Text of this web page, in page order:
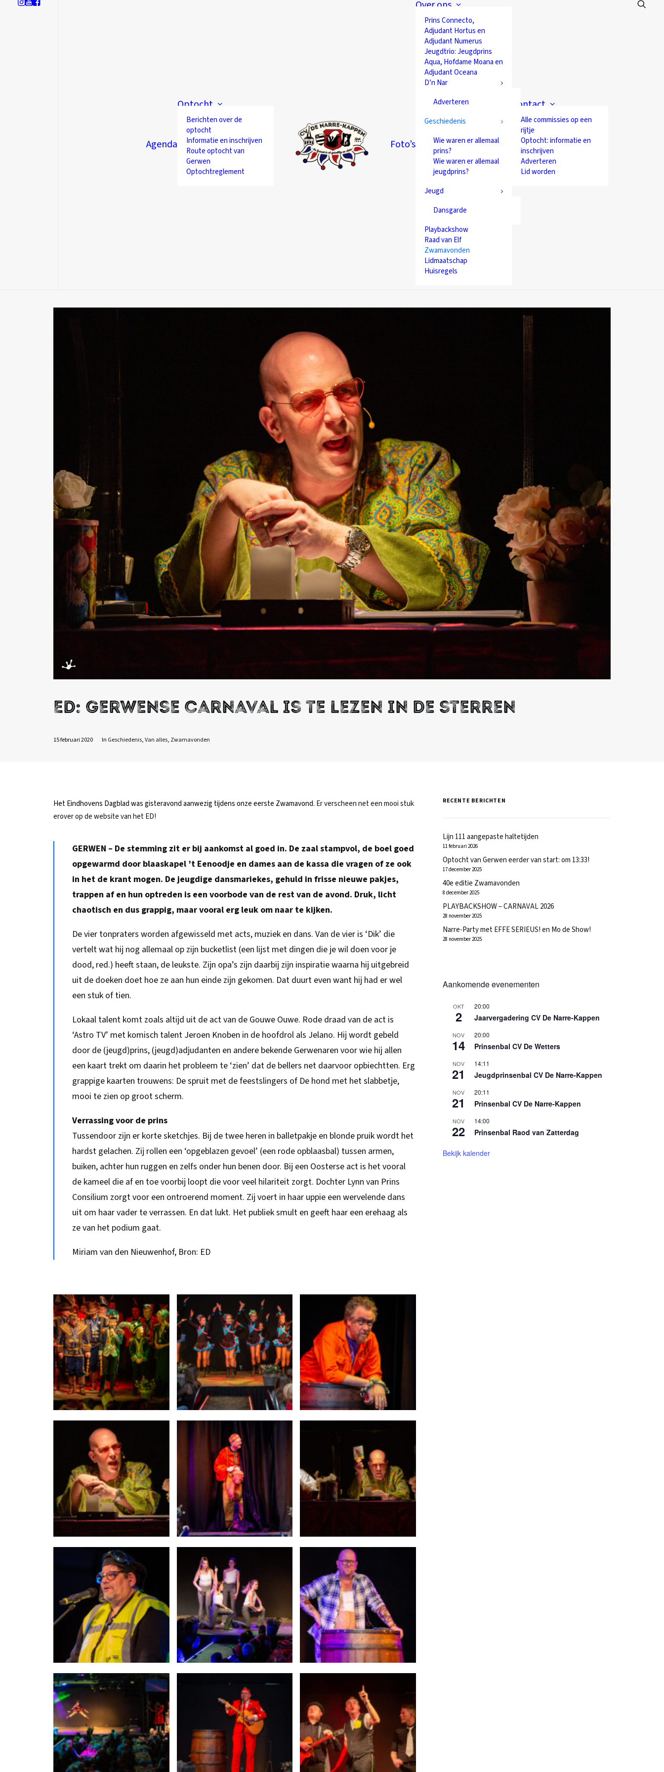
Agenda
Optocht
Berichten over de
optocht
Informatie en inschrijven
Route optocht van
Gerwen
Optochtreglement
Foto’s
Over ons
Prins Connecto,
Adjudant Hortus en
Adjudant Numerus
Jeugdtrio: Jeugdprins
Aqua, Hofdame Moana en
Adjudant Oceana
D’n Nar
Adverteren
Geschiedenis
Wie waren er allemaal
prins?
Wie waren er allemaal
jeugdprins?
Jeugd
Dansgarde
Playbackshow
Raad van Elf
Zwamavonden
Lidmaatschap
Huisregels
Contact
Alle commissies op een
rijtje
Optocht: informatie en
inschrijven
Adverteren
Lid worden
ED: Gerwense carnaval is te lezen in de sterren
15 februari 2020 In Geschiedenis,Van alles, Zwamavonden
Het Eindhovens Dagblad was gisteravond aanwezig tijdens onze eerste Zwamavond. Er verscheen net een mooi stuk
erover op de website van het ED!
GERWEN – De stemming zit er bij aankomst al goed in. De zaal stampvol, de boel goed
opgewarmd door blaaskapel ’t Eenoodje en dames aan de kassa die vragen of ze ook
in het de krant mogen. De jeugdige dansmariekes, gehuld in frisse nieuwe pakjes,
trappen af en hun optreden is een voorbode van de rest van de avond. Druk, licht
chaotisch en dus grappig, maar vooral erg leuk om naar te kijken.
De vier tonpraters worden afgewisseld met acts, muziek en dans. Van de vier is ‘Dik’ die
vertelt wat hij nog allemaal op zijn bucketlist (een lijst met dingen die je wil doen voor je
dood, red.) heeft staan, de leukste. Zijn opa’s zijn daarbij zijn inspiratie waarna hij uitgebreid
uit de doeken doet hoe ze aan hun einde zijn gekomen. Dat duurt even want hij had er wel
een stuk of tien.
Lokaal talent komt zoals altijd uit de act van de Gouwe Ouwe. Rode draad van de act is
‘Astro TV’ met komisch talent Jeroen Knoben in de hoofdrol als Jelano. Hij wordt gebeld
door de (jeugd)prins, (jeugd)adjudanten en andere bekende Gerwenaren voor wie hij allen
een kaart trekt om daarin het probleem te ‘zien’ dat de bellers net daarvoor opbiechtten. Erg
grappige kaarten trouwens: De spruit met de feestslingers of De hond met het slabbetje,
mooi te zien op groot scherm.
Verrassing voor de prins
Tussendoor zijn er korte sketchjes. Bij de twee heren in balletpakje en blonde pruik wordt het
hardst gelachen. Zij rollen een ‘opgeblazen gevoel’ (een rode opblaasbal) tussen armen,
buiken, achter hun ruggen en zelfs onder hun benen door. Bij een Oosterse act is het vooral
de kameel die af en toe voorbij loopt die voor veel hilariteit zorgt. Dochter Lynn van Prins
Consilium zorgt voor een ontroerend moment. Zij voert in haar uppie een wervelende dans
uit om haar vader te verrassen. En dat lukt. Het publiek smult en geeft haar een erehaag als
ze van het podium gaat.
Miriam van den Nieuwenhof, Bron: ED
RECENTE BERICHTEN
Lijn 111 aangepaste haltetijden
11 februari 2026
Optocht van Gerwen eerder van start: om 13:33!
17 december 2025
40e editie Zwamavonden
8 december 2025
PLAYBACKSHOW – CARNAVAL 2026
28 november 2025
Narre-Party met EFFE SERIEUS! en Mo de Show!
28 november 2025
Aankomende evenementen
OKT
2
20:00
Jaarvergadering CV De Narre-Kappen
NOV
14
20:00
Prinsenbal CV De Wetters
NOV
21
14:11
Jeugdprinsenbal CV De Narre-Kappen
NOV
21
20:11
Prinsenbal CV De Narre-Kappen
NOV
22
14:00
Prinsenbal Raod van Zatterdag
Bekijk kalender